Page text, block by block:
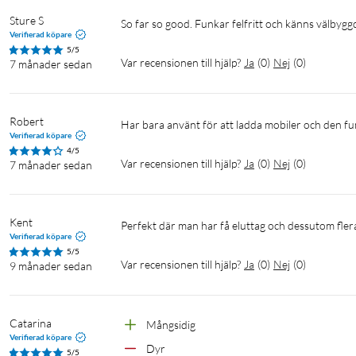
vilket fulladdar den på bara 2 timmar.
Specifikationer
EU Ratings: 3680 W MAX, 16 A, 250V~
USB-C1/C2 Output: 5 V/3 A, 9 V/3 A, 12 V/3 A, 15 V/3 A, 20 V,
USB-A1/A2 Output: 5 V/3 A, 9 V/2 A, 12 V/1.5 A, 18 W MAX
USB Total Output Power: 65 W MAX
USB Compatibility: PD3.0/2.0, PPS, QC3.0/4.0+, AFC,
Kabellängd: 1,8 m
Datorladdare med USB-C
Sture S
Verifierad köpare
5/5
7 månader sedan
So far so good. Funkar felfritt och känns
Var recensionen till hjälp? Ja (0) Nej (0)
Robert
Verifierad köpare
4/5
7 månader sedan
Har bara använt för att ladda mobiler och den
Var recensionen till hjälp? Ja (0) Nej (0)
Kent
Verifierad köpare
5/5
9 månader sedan
Perfekt där man har få eluttag och dessutom
Var recensionen till hjälp? Ja (0) Nej (0)
Catarina
Verifierad köpare
5/5
Mångsidig
Dyr